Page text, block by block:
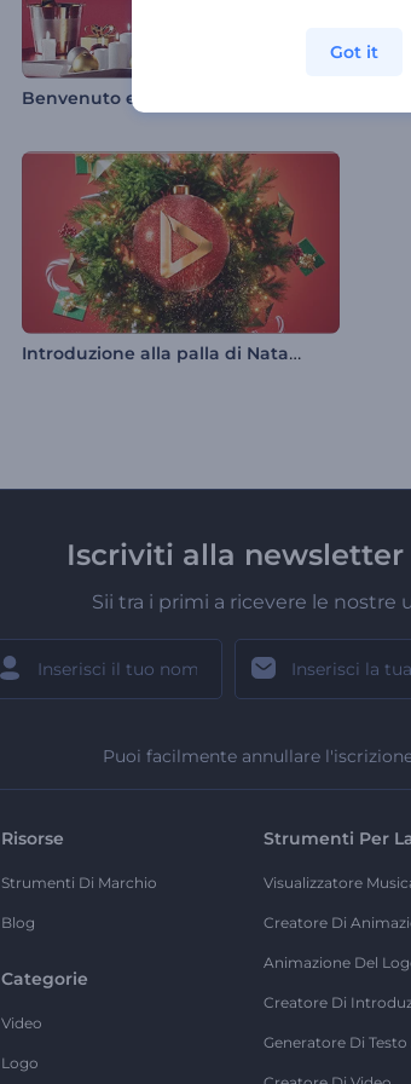
Benvenuto e felice anno nuovo
Introduzione alla palla di Natale festiva
Iscriviti alla
Sii tra i primi a ricevere le nostre
Puoi facilmente annullare
Risorse
Strumenti Di Marchio
Blog
Categorie
Video
Logo
Strumenti Per
Visualizzatore
Creatore Di
Animazione Del
Creatore Di
Generatore Di
Got it